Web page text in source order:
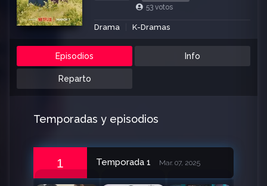
53 votos
Drama K-Dramas
Episodios Info
Reparto
Temporadas y episodios
1 Temporada 1 Mar. 07, 2025